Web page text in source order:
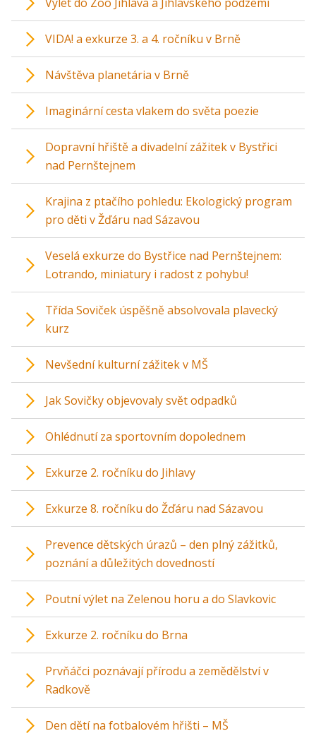
VIDA! a exkurze 3. a 4. ročníku v Brně
Návštěva planetária v Brně
Imaginární cesta vlakem do světa poezie
Dopravní hřiště a divadelní zážitek v Bystřici
nad Pernštejnem
Krajina z ptačího pohledu: Ekologický program
pro děti v Žďáru nad Sázavou
Veselá exkurze do Bystřice nad Pernštejnem:
Lotrando, miniatury i radost z pohybu!
Třída Soviček úspěšně absolvovala plavecký
kurz
Nevšední kulturní zážitek v MŠ
Jak Sovičky objevovaly svět odpadků
Ohlédnutí za sportovním dopolednem
Exkurze 2. ročníku do Jihlavy
Exkurze 8. ročníku do Žďáru nad Sázavou
Prevence dětských úrazů – den plný zážitků,
poznání a důležitých dovedností
Poutní výlet na Zelenou horu a do Slavkovic
Exkurze 2. ročníku do Brna
Prvňáčci poznávají přírodu a zemědělství v
Radkově
Den dětí na fotbalovém hřišti – MŠ